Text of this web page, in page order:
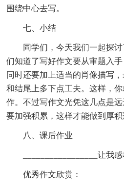
围绕中心去写。
七、小结
同学们，今天我们一起探
们知道了写好作文要从审题入
同时还要加上适当的肖像描写
和结尾上多下点工夫。这样，
作。不过写作文光凭这几点是
要加强积累，这样才能做到厚积
八、课后作业
_________________让我
优秀作文欣赏：